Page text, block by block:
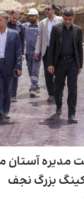
مدیره
بزرگ نجف